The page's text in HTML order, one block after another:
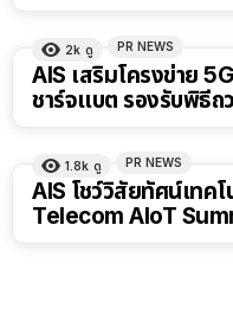
2k ดู PR NEWS
AIS เสริมโครงข่าย
ชาร์จแบต รองรับพิธีถ
1.8k ดู PR NEWS
AIS โชว์วิสัยทัศน์เทค
Telecom AIoT